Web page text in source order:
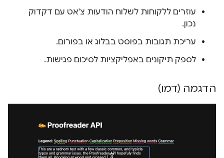
עוזרים ללקוחות לשלוח הודעות צ'אט עם דקדוק
נכון.
עריכת תגובות בפוסט בבלוג או בפורום.
לספק תיקונים באפליקציות לסיכום פגישות.
הדגמה (דמו)